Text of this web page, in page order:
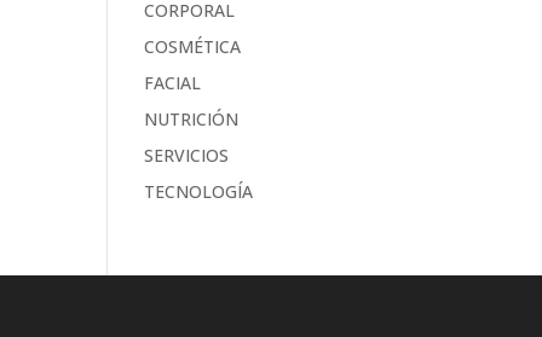
CORPORAL
COSMÉTICA
FACIAL
NUTRICIÓN
SERVICIOS
TECNOLOGÍA